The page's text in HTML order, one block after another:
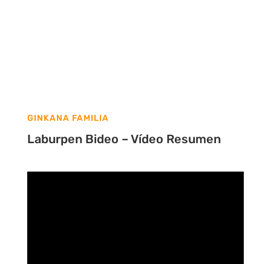
GINKANA FAMILIA
Laburpen Bideo – Vídeo Resumen